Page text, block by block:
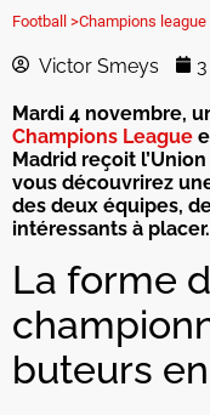
Football >Champions league
Victor Smeys
Mardi 4 novembre,
Champions League
Madrid reçoit
vous découvrirez
des deux équipes,
intéressants à placer.
La forme
buteurs